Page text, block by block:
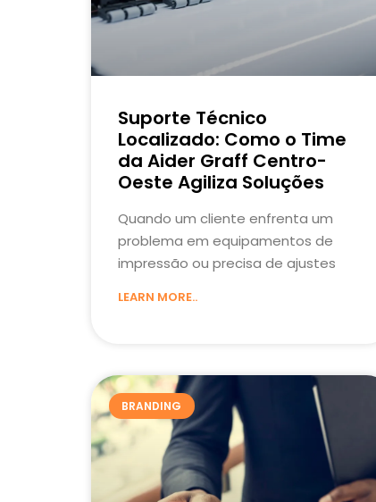
Suporte Técnico
Localizado: Como o Time
da Aider Graff Centro-
Oeste Agiliza Soluções
Quando um cliente enfrenta um
problema em equipamentos de
impressão ou precisa de ajustes
LEARN MORE..
BRANDING